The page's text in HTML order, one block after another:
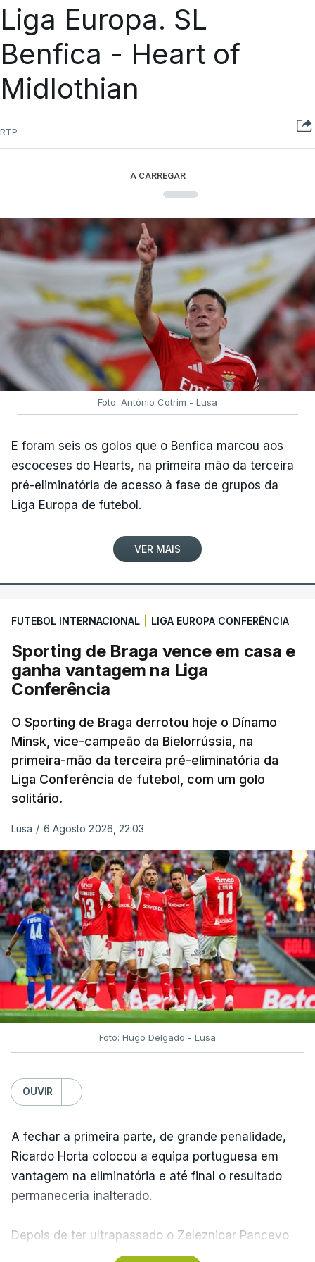
Liga Europa. SL
Benfica - Heart of
Midlothian
RTP
A CARREGAR
Foto: António Cotrim - Lusa
E foram seis os golos que o Benfica marcou aos
escoceses do Hearts, na primeira mão da terceira
pré-eliminatória de acesso à fase de grupos da
Liga Europa de futebol.
VER MAIS
FUTEBOL INTERNACIONAL LIGA EUROPA CONFERÊNCIA
Sporting de Braga vence em casa e
ganha vantagem na Liga
Conferência
O Sporting de Braga derrotou hoje o Dínamo
Minsk, vice-campeão da Bielorrússia, na
primeira-mão da terceira pré-eliminatória da
Liga Conferência de futebol, com um golo
solitário.
Lusa / 6 Agosto 2026, 22:03
Foto: Hugo Delgado - Lusa
OUVIR
A fechar a primeira parte, de grande penalidade,
Ricardo Horta colocou a equipa portuguesa em
vantagem na eliminatória e até final o resultado
permaneceria inalterado.
Depois de ter ultrapassado o Zeleznicar Pancevo
na segunda pré-eliminatória de acesso à fase de